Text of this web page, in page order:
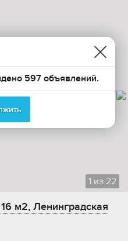
1 из 22
м2, Ленинградская
597 объявлений.